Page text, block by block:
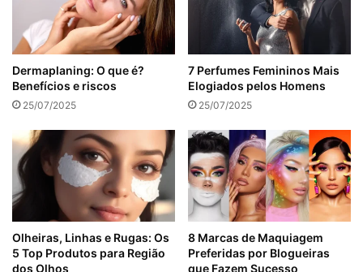
Dermaplaning: O que é?
Benefícios e riscos
25/07/2025
7 Perfumes Femininos Mais
Elogiados pelos Homens
25/07/2025
Olheiras, Linhas e Rugas: Os
5 Top Produtos para Região
dos Olhos
8 Marcas de Maquiagem
Preferidas por Blogueiras
que Fazem Sucesso